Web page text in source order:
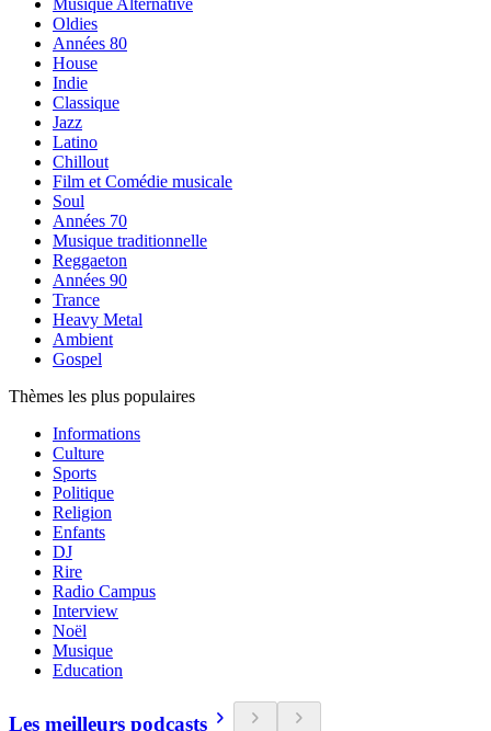
Musique Alternative
Oldies
Années 80
House
Indie
Classique
Jazz
Latino
Chillout
Film et Comédie musicale
Soul
Années 70
Musique traditionnelle
Reggaeton
Années 90
Trance
Heavy Metal
Ambient
Gospel
Thèmes les plus populaires
Informations
Culture
Sports
Politique
Religion
Enfants
DJ
Rire
Radio Campus
Interview
Noël
Musique
Education
Les meilleurs podcasts